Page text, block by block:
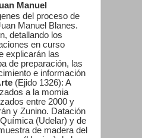
Manuel
del proceso de
Manuel Blanes.
detallando los
en curso
explicarán las
de preparación, las
e información
(Ejido 1326): A
a la momia
entre 2000 y
y Zunino. Datación
(Udelar) y de
de madera del